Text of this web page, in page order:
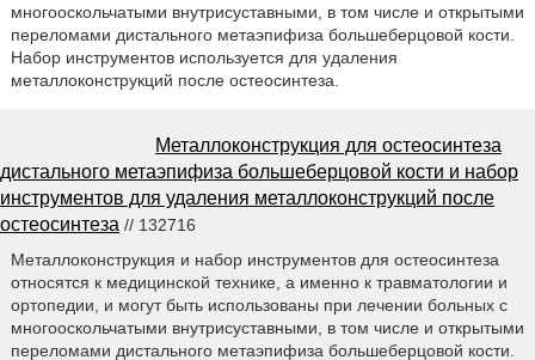
многооскольчатыми внутрисуставными, в том числе и открытыми
переломами дистального метаэпифиза большеберцовой кости.
Набор инструментов используется для удаления
металлоконструкций после остеосинтеза.
Металлоконструкция для остеосинтеза
дистального метаэпифиза большеберцовой кости и набор
инструментов для удаления металлоконструкций после
остеосинтеза // 132716
Металлоконструкция и набор инструментов для остеосинтеза
относятся к медицинской технике, а именно к травматологии и
ортопедии, и могут быть использованы при лечении больных с
многооскольчатыми внутрисуставными, в том числе и открытыми
переломами дистального метаэпифиза большеберцовой кости.